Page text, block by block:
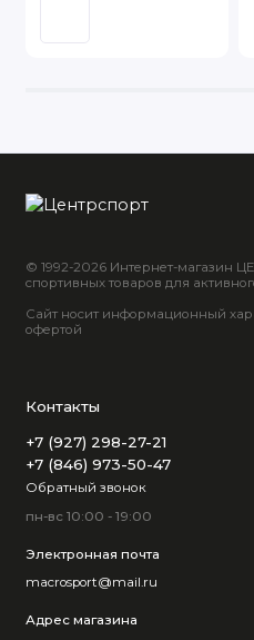
© 1992-2026 Интернет-магазин
спортивных товаров для
Сайт носит информационный
офертой
Контакты
+7 (927) 298-27-21
+7 (846) 973-50-47
Обратный звонок
пн-вс 10:00 - 19:00
Электронная почта
macrosport@mail.ru
Адрес магазина